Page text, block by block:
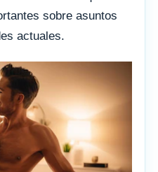
sobre asuntos
actuales.